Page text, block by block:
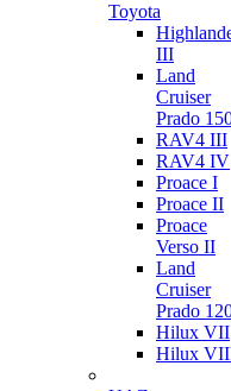
Toyota
III
Land
Cruiser
Prado
RAV4 III
RAV4 IV
Proace I
Proace II
Proace
Verso II
Land
Cruiser
Prado
Hilux VII
Hilux